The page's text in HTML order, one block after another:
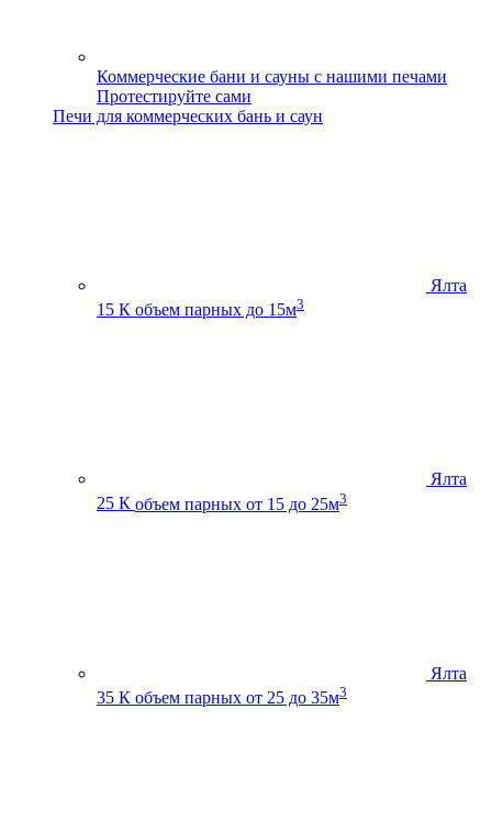
Коммерческие бани и сауны с нашими печами
Протестируйте сами
Печи для коммерческих бань и саун
Ялта
15 К объем парных до 15м3
Ялта
25 К объем парных от 15 до 25м3
Ялта
35 К объем парных от 25 до 35м3